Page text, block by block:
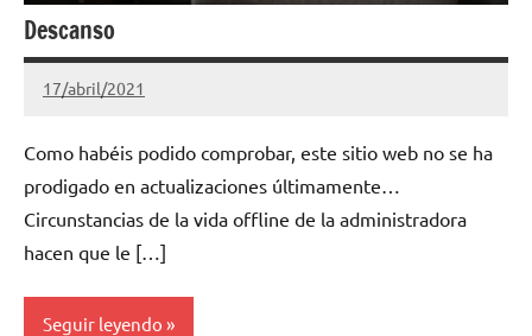
Descanso
17/abril/2021
Gimnastas.net
No
comentarios
Como habéis podido comprobar, este sitio web no se ha
prodigado en actualizaciones últimamente…
Circunstancias de la vida offline de la administradora
hacen que le […]
Seguir leyendo